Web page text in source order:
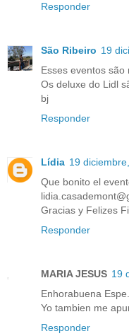
Responder
São Ribeiro 19
Esses eventos são
Os deluxe do Lidl
bj
Responder
Lídia 19
Que bonito el
Gracias y Felizes
Responder
MARIA JESUS 19
Enhorabuena Espe.
Yo tambien me
Responder